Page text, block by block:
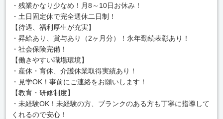
・残業かなり少なめ！月8～10日お休み！
・土日固定休で完全週休二日制！
【待遇、福利厚生が充実】
・昇給あり、賞与あり（2ヶ月分）！永年勤続表彰あり！
・社会保険完備！
【働きやすい職場環境】
・産休・育休、介護休業取得実績あり！
・見学OK！事前にご連絡をお願いします！
【教育・研修制度】
・未経験OK！未経験の方、ブランクのある方も丁寧に指導して
くれるので安心！